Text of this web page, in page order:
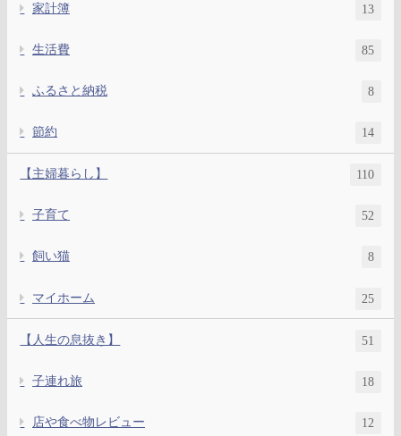
家計簿 13
生活費 85
ふるさと納税 8
節約 14
【主婦暮らし】 110
子育て 52
飼い猫 8
マイホーム 25
【人生の息抜き】 51
子連れ旅 18
店や食べ物レビュー 12